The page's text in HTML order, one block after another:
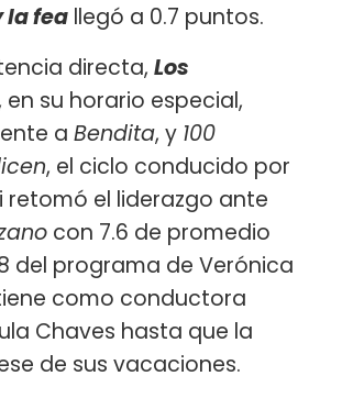
la fea llegó a 0.7 puntos.
directa, Los
en su horario especial,
a Bendita, y 100
, el ciclo conducido por
retomó el liderazgo ante
con 7.6 de promedio
del programa de Verónica
como conductora
Chaves hasta que la
de sus vacaciones.